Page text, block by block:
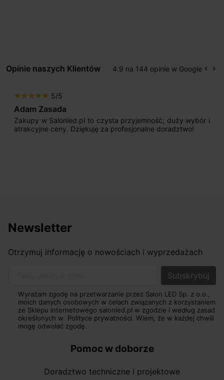
Opinie naszych Klientów 4.9 na 144 opinie w Google keyboard_arrow_left keyboard_arrow_right
star star star star star 5/5
Adam Zasada
Zakupy w Salonled.pl to czysta przyjemność; duży wybór i
atrakcyjne ceny. Dziękuję za profesjonalne doradztwo!
Newsletter
Otrzymuj informację o nowościach i wyprzedażach
Wyrażam zgodę na przetwarzanie przez Salon LED Sp. z o.o.,
moich danych osobowych w celach związanych z korzystaniem
ze Sklepu internetowego salonled.pl w zgodzie i według zasad
określonych w Polityce prywatności. Wiem, że w każdej chwili
mogę odwołać zgodę.
Pomoc w doborze
Doradztwo techniczne i projektowe